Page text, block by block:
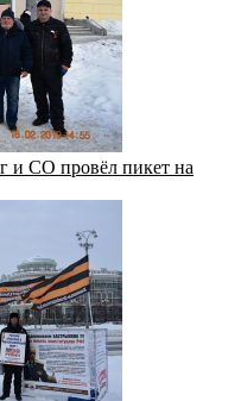
и СО провёл пикет на